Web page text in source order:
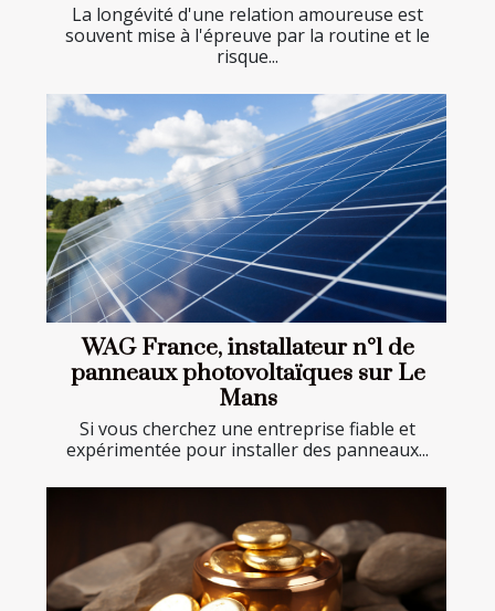
La longévité d'une relation amoureuse est
souvent mise à l'épreuve par la routine et le
risque...
WAG France, installateur n°1 de
panneaux photovoltaïques sur Le
Mans
Si vous cherchez une entreprise fiable et
expérimentée pour installer des panneaux...